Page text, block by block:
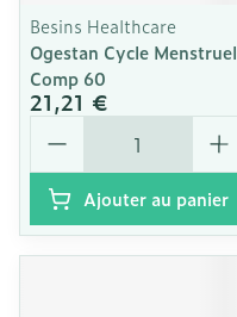
Besins Healthcare
Ogestan Cycle Menstruel
Comp 60
21,21 €
Quantité
Ajouter au panier